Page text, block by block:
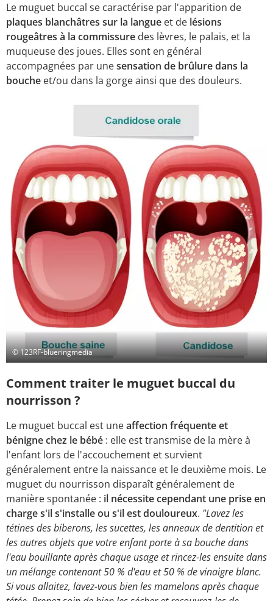
Le muguet buccal se caractérise par l'apparition de
plaques blanchâtres sur la langue et de lésions
rougeâtres à la commissure des lèvres, le palais, et la
muqueuse des joues. Elles sont en général
accompagnées par unesensation de brûlure dans la
bouche et/ou dans la gorge ainsi que des douleurs.
© 123RF-blueringmedia
Comment traiter le muguet buccal du
nourrisson ?
Le muguet buccal est uneaffection fréquente et
bénigne chez le bébé : elle est transmise de la mère à
l'enfant lors de l'accouchement et survient
généralement entre la naissance et le deuxième mois. Le
muguet du nourrisson disparaît généralement de
manière spontanée : il nécessite cependant une prise en
charge s'il s'installe ou s'il est douloureux. "Lavez les
tétines des biberons, les sucettes, les anneaux de dentition et
les autres objets que votre enfant porte à sa bouche dans
l'eau bouillante après chaque usage et rincez-les ensuite dans
un mélange contenant 50 % d'eau et 50 % de vinaigre blanc.
Si vous allaitez, lavez-vous bien les mamelons après chaque